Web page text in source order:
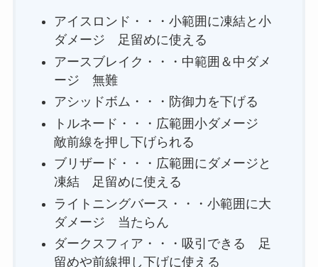
アイスロンド・・・小範囲に凍結と小
ダメージ 足留めに使える
アースブレイク・・・中範囲＆中ダメ
ージ 無難
アシッドボム・・・防御力を下げる
トルネード・・・広範囲小ダメージ
敵前線を押し下げられる
ブリザード・・・広範囲にダメージと
凍結 足留めに使える
ライトニングバース・・・小範囲に大
ダメージ 当たらん
ダークスフィア・・・吸引できる 足
留めや前線押し下げに使える